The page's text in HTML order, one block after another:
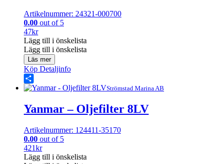
Artikelnummer: 24321-000700
0.00 out of 5
47kr
Lägg till i önskelista
Lägg till i önskelista
Läs mer
Köp Detaljinfo
Share Strömstad Marina AB
Yanmar – Oljefilter 8LV
Artikelnummer: 124411-35170
0.00 out of 5
421kr
Lägg till i önskelista